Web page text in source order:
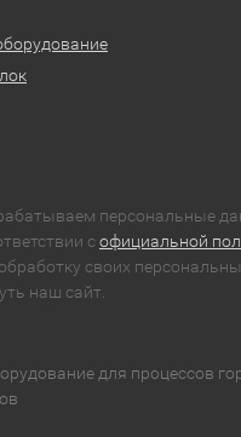
персональные
софициальной
своих
наш сайт.
для процессов